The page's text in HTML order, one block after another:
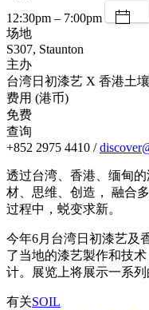
12:30pm – 7:00pm
场地
S307, Staunton
主办
台湾日初漆艺 X 香港土
费用 (港币)
免费
查询
+852 2975 4410 /
透过台湾、香港、缅甸
材、思维、创造， 融合
过程中，蜕变求新。
今年6月台湾日初漆艺及
了当地的漆艺製作和技
计。展览上将展示一系列
有关SOIL